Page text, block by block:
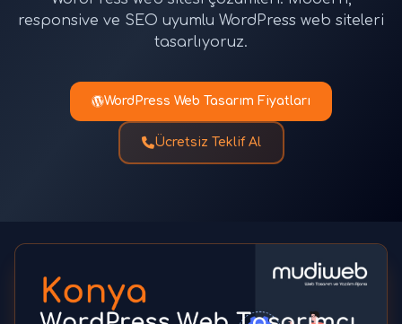
responsive ve SEO uyumlu WordPress web siteleri
tasarlıyoruz.
WordPress Web Tasarım Fiyatları
Ücretsiz Teklif Al